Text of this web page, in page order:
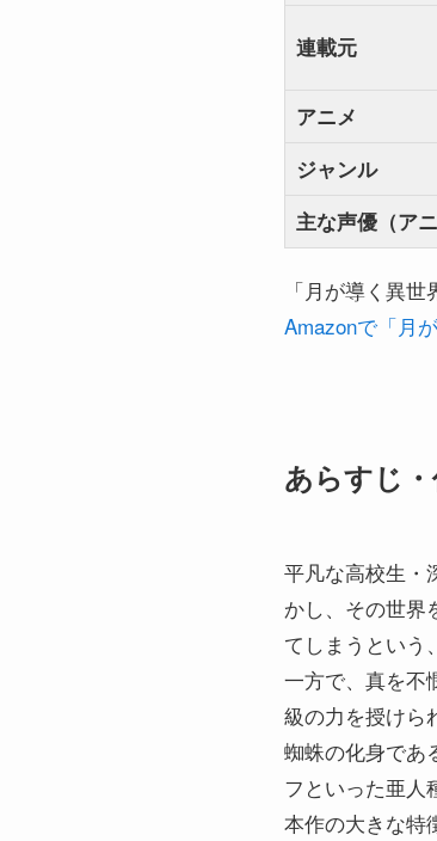
連載元
アニメ
ジャンル
主な声優（アニ
「月が導く異
Amazonで「月
あらすじ
平凡な高校生・
かし、その世界
てしまうという
一方で、真を不
級の力を授けら
蜘蛛の化身であ
フといった亜人
本作の大きな特